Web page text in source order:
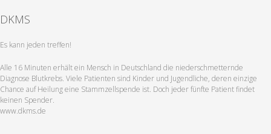
DKMS
Es kann jeden treffen!
Alle 16 Minuten erhält ein Mensch in Deutschland die niederschmetternde
Diagnose Blutkrebs. Viele Patienten sind Kinder und Jugendliche, deren einzige
Chance auf Heilung eine Stammzellspende ist. Doch jeder fünfte Patient findet
keinen Spender.
www.dkms.de